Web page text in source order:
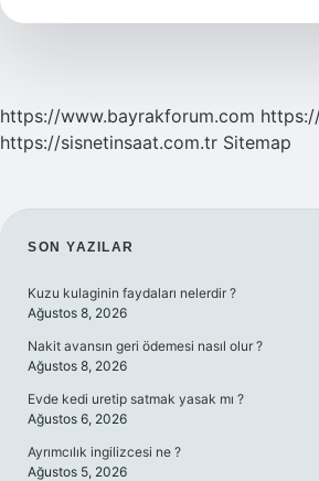
Nelerdir
https://www.bayrakforum.com
https://sisnetinsaat.com.tr Sitemap
SIDEBAR
SON YAZILAR
Kuzu kulaginin faydaları nelerdir ?
Ağustos 8, 2026
Nakit avansın geri ödemesi nasıl olur ?
Ağustos 8, 2026
Evde kedi uretip satmak yasak mı ?
Ağustos 6, 2026
Ayrımcılık ingilizcesi ne ?
Ağustos 5, 2026